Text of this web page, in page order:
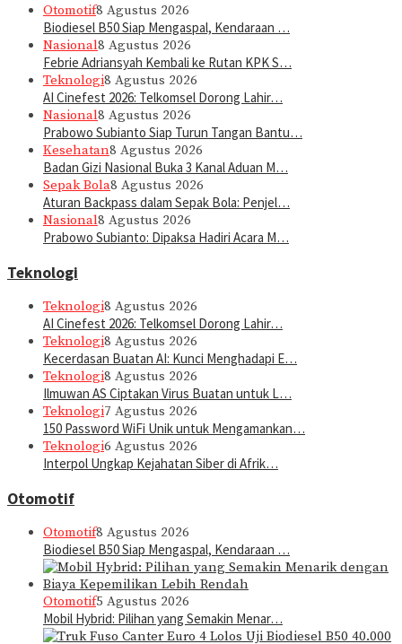
Otomotif8 Agustus 2026
Biodiesel B50 Siap Mengaspal, Kendaraan …
Nasional8 Agustus 2026
Febrie Adriansyah Kembali ke Rutan KPK S…
Teknologi8 Agustus 2026
AI Cinefest 2026: Telkomsel Dorong Lahir…
Nasional8 Agustus 2026
Prabowo Subianto Siap Turun Tangan Bantu…
Kesehatan8 Agustus 2026
Badan Gizi Nasional Buka 3 Kanal Aduan M…
Sepak Bola8 Agustus 2026
Aturan Backpass dalam Sepak Bola: Penjel…
Nasional8 Agustus 2026
Prabowo Subianto: Dipaksa Hadiri Acara M…
Teknologi
Teknologi8 Agustus 2026
AI Cinefest 2026: Telkomsel Dorong Lahir…
Teknologi8 Agustus 2026
Kecerdasan Buatan AI: Kunci Menghadapi E…
Teknologi8 Agustus 2026
Ilmuwan AS Ciptakan Virus Buatan untuk L…
Teknologi7 Agustus 2026
150 Password WiFi Unik untuk Mengamankan…
Teknologi6 Agustus 2026
Interpol Ungkap Kejahatan Siber di Afrik…
Otomotif
Otomotif8 Agustus 2026
Biodiesel B50 Siap Mengaspal, Kendaraan …
Otomotif5 Agustus 2026
Mobil Hybrid: Pilihan yang Semakin Menar…